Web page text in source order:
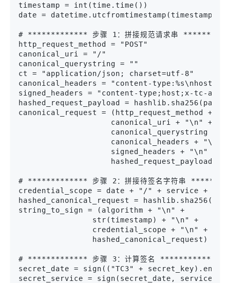
timestamp = int(time.time())
date =
# ************* 步骤 1：拼接规范请求串
http_request_method = "POST"
canonical_uri = "/"
canonical_querystring = ""
ct = "application/json; charset=utf-8"
canonical_headers = "content-
signed_headers = "content-type;host;x-tc-
hashed_request_payload =
canonical_request = (http_request_method +
canonical_uri + "\n" +
canonical_querystring +
canonical_headers + "\n"
signed_headers + "\n" +
hashed_request_payload)
# ************* 步骤 2：拼接待签名字符串
credential_scope = date + "/" + service + "/"
hashed_canonical_request =
string_to_sign = (algorithm + "\n" +
str(timestamp) + "\n" +
credential_scope + "\n" +
hashed_canonical_request)
# ************* 步骤 3：计算签名 *************
secret_date = sign(("TC3" +
secret_service = sign(secret_date, service)